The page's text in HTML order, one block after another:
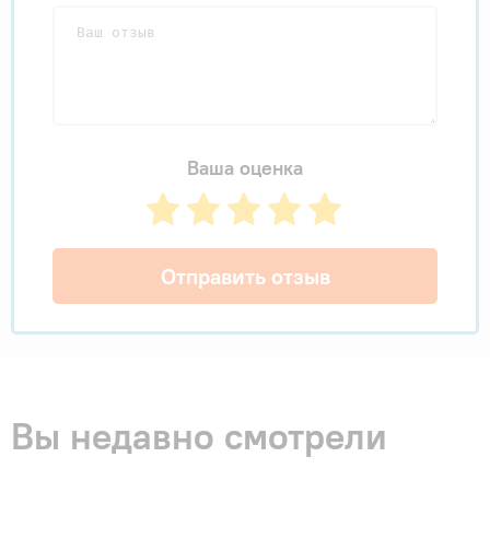
Ваша оценка
Отправить отзыв
Вы недавно смотрели